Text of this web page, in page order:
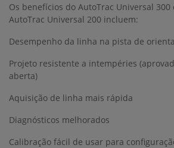
Os benefícios do AutoTrac Universal 300
AutoTrac Universal 200 incluem:
Desempenho da linha na pista de
Projeto resistente a intempéries
aberta)
Aquisição de linha mais rápida
Diagnósticos melhorados
Calibração fácil de usar para